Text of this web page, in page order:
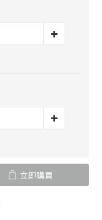
立即購買